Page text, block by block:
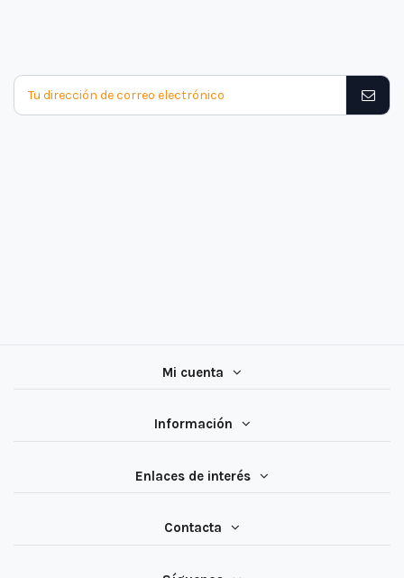
Mi cuenta
Información
Enlaces de interés
Contacta